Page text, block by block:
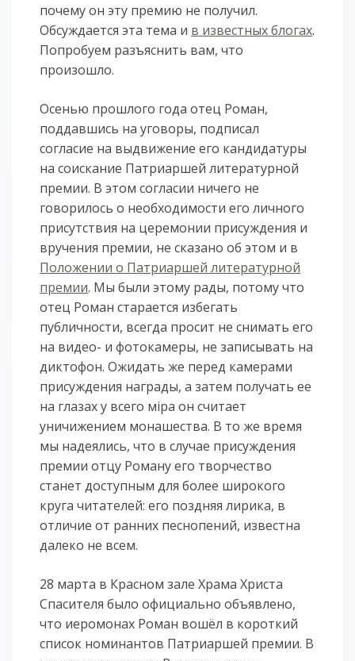
почему он эту премию не получил.
Обсуждается эта тема и в известных блогах.
Попробуем разъяснить вам, что
произошло.
Осенью прошлого года отец Роман,
поддавшись на уговоры, подписал
согласие на выдвижение его кандидатуры
на соискание Патриаршей литературной
премии. В этом согласии ничего не
говорилось о необходимости его личного
присутствия на церемонии присуждения и
вручения премии, не сказано об этом и в
Положении о Патриаршей литературной
премии. Мы были этому рады, потому что
отец Роман старается избегать
публичности, всегда просит не снимать его
на видео- и фотокамеры, не записывать на
диктофон. Ожидать же перед камерами
присуждения награды, а затем получать ее
на глазах у всего мiра он считает
уничижением монашества. В то же время
мы надеялись, что в случае присуждения
премии отцу Роману его творчество
станет доступным для более широкого
круга читателей: его поздняя лирика, в
отличие от ранних песнопений, известна
далеко не всем.
28 марта в Красном зале Храма Христа
Спасителя было официально объявлено,
что иеромонах Роман вошёл в короткий
список номинантов Патриаршей премии. В